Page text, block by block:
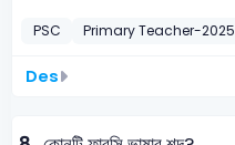
PSC Primary Teacher-2025
Des